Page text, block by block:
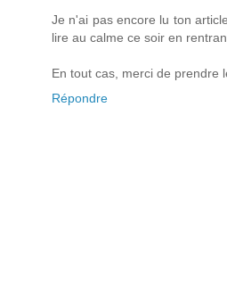
Je n'ai pas encore lu ton
lire au calme ce soir en
En tout cas, merci de prendre
Répondre